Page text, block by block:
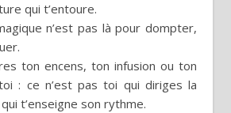
qui t’entoure.
n’est pas là pour dompter,
ton encens, ton infusion ou ton
: ce n’est pas toi qui diriges la
t’enseigne son rythme.